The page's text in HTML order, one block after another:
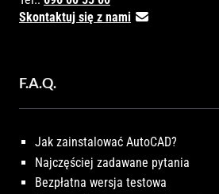
Skontaktuj się z nami
F.A.Q.
Jak zainstalować AutoCAD?
Najczęściej zadawane pytania
Bezpłatna wersja testowa